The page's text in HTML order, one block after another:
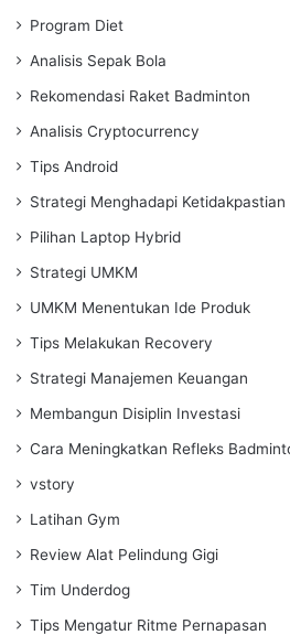
Program Diet
Analisis Sepak Bola
Rekomendasi Raket Badminton
Analisis Cryptocurrency
Tips Android
Strategi Menghadapi Ketidakpastian
Pilihan Laptop Hybrid
Strategi UMKM
UMKM Menentukan Ide Produk
Tips Melakukan Recovery
Strategi Manajemen Keuangan
Membangun Disiplin Investasi
Cara Meningkatkan Refleks
vstory
Latihan Gym
Review Alat Pelindung Gigi
Tim Underdog
Tips Mengatur Ritme Pernapasan